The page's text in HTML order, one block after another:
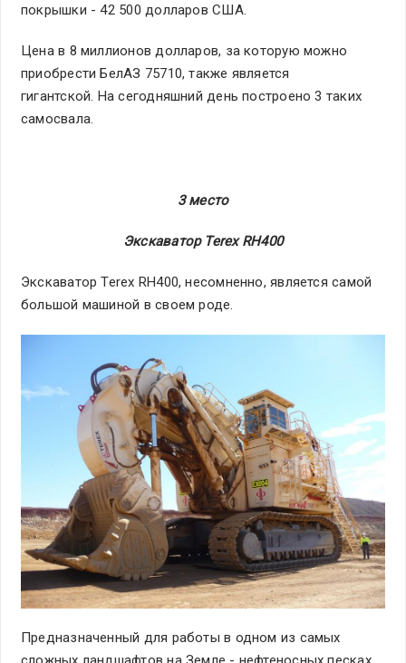
покрышки - 42 500 долларов США.
Цена в 8 миллионов долларов, за которую можно
приобрести БелАЗ 75710, также является
гигантской. На сегодняшний день построено 3 таких
самосвала.
3 место
Экскаватор Terex RH400
Экскаватор Terex RH400, несомненно, является самой
большой машиной в своем роде.
Предназначенный для работы в одном из самых